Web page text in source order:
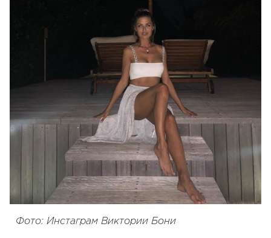
Фото: Инстаграм Виктории Бони